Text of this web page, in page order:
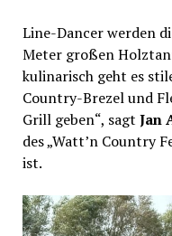
Line-Dancer werden
Meter großen
kulinarisch geht es
Country-Brezel und
Grill geben“, sagt Jan
des „Watt’n Country
ist.